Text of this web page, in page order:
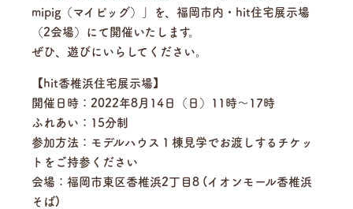
mipig（マイピッグ）」を、福岡市内・hit住宅展示場
（2会場）にて開催いたします。
ぜひ、遊びにいらしてください。
【hit香椎浜住宅展示場】
開催日時：2022年8月14日（日）11時～17時
ふれあい：15分制
参加方法：モデルハウス１棟見学でお渡しするチケッ
トをご持参ください
会場：福岡市東区香椎浜2丁目8 (イオンモール香椎浜
そば)